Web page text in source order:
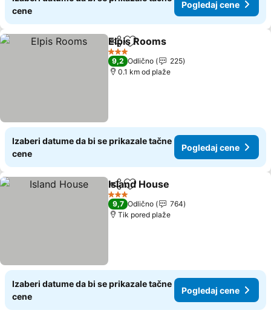
cene
Pogledaj cene
Deli Dodati u favorite
Elpis Rooms
3 Zvezdice
9,2 Odlično
225
0.1 km od plaže
Izaberi datume da bi se prikazale tačne
cene
Pogledaj cene
Deli Dodati u favorite
Island House
3 Zvezdice
9,7 Odlično
764
Tik pored plaže
Izaberi datume da bi se prikazale tačne
cene
Pogledaj cene